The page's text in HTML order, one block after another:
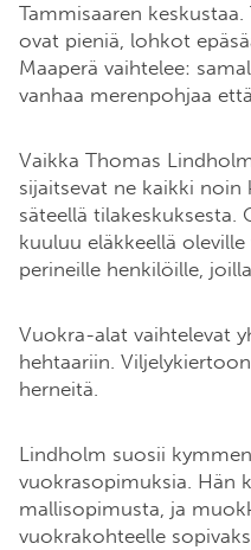
Tammisaaren
ovat pieniä, lohkot
Maaperä vaihtelee:
vanhaa merenpohjaa
Vaikka Thomas
sijaitsevat ne kaikki
säteellä tilakeskuksesta.
kuuluu eläkkeellä
perineille henkilöille,
Vuokra-alat vaihtelevat
hehtaariin.
herneitä.
Lindholm suosii
vuokrasopimuksia. Hän
mallisopimusta, ja
vuokrakohteelle